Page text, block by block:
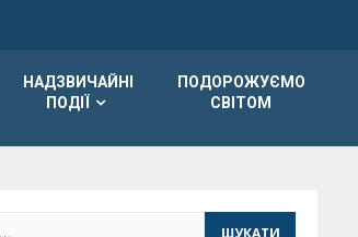
НАДЗВИЧАЙНІ
ПОДІЇ
ПОДОРОЖУЄМО
СВІТОМ